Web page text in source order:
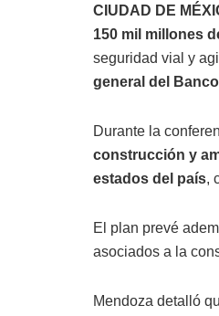
CIUDAD DE
150 mil millones
seguridad vial y
general del
Durante la
construcción y
estados del país,
El plan prevé
asociados a la
Mendoza detalló